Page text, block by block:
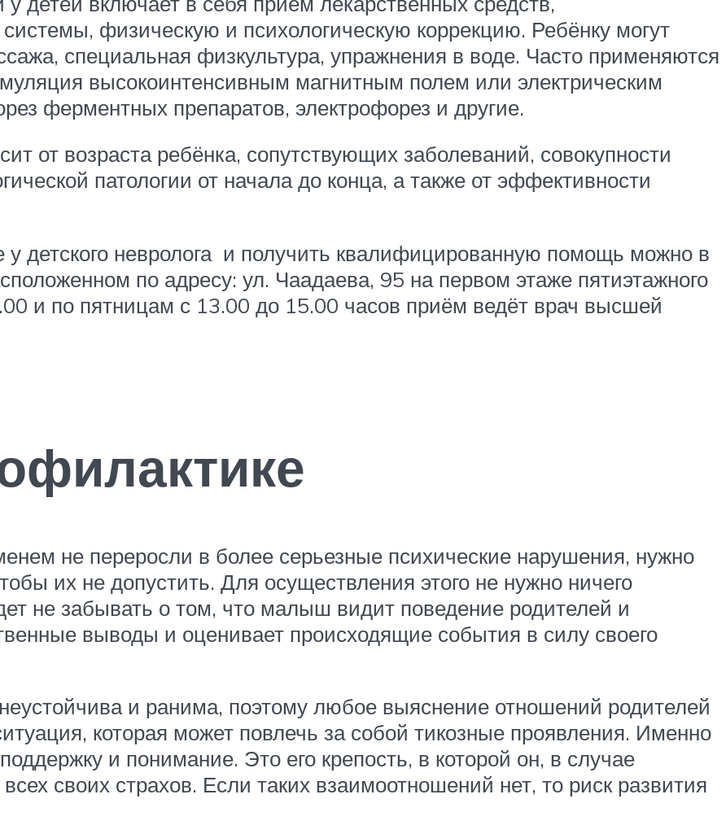
физическую и психологическую коррекцию. Ребёнку могут
специальная физкультура, упражнения в воде. Часто применяются
высокоинтенсивным магнитным полем или электрическим
ферментных препаратов, электрофорез и другие.
от возраста ребёнка, сопутствующих заболеваний, совокупности
патологии от начала до конца, а также от эффективности
у детского невролога и получить квалифицированную помощь можно в
по адресу: ул. Чаадаева, 95 на первом этаже пятиэтажного
и по пятницам с 13.00 до 15.00 часов приём ведёт врач высшей
не переросли в более серьезные психические нарушения, нужно
их не допустить. Для осуществления этого не нужно ничего
не забывать о том, что малыш видит поведение родителей и
выводы и оценивает происходящие события в силу своего
и ранима, поэтому любое выяснение отношений родителей
которая может повлечь за собой тикозные проявления. Именно
и понимание. Это его крепость, в которой он, в случае
своих страхов. Если таких взаимоотношений нет, то риск развития